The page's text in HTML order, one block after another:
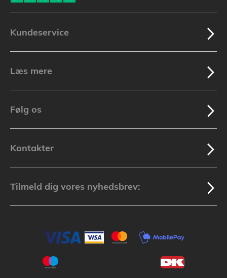
Kundeservice
Læs mere
Følg os
Kontakter
Tilmeld dig vores nyhedsbrev: